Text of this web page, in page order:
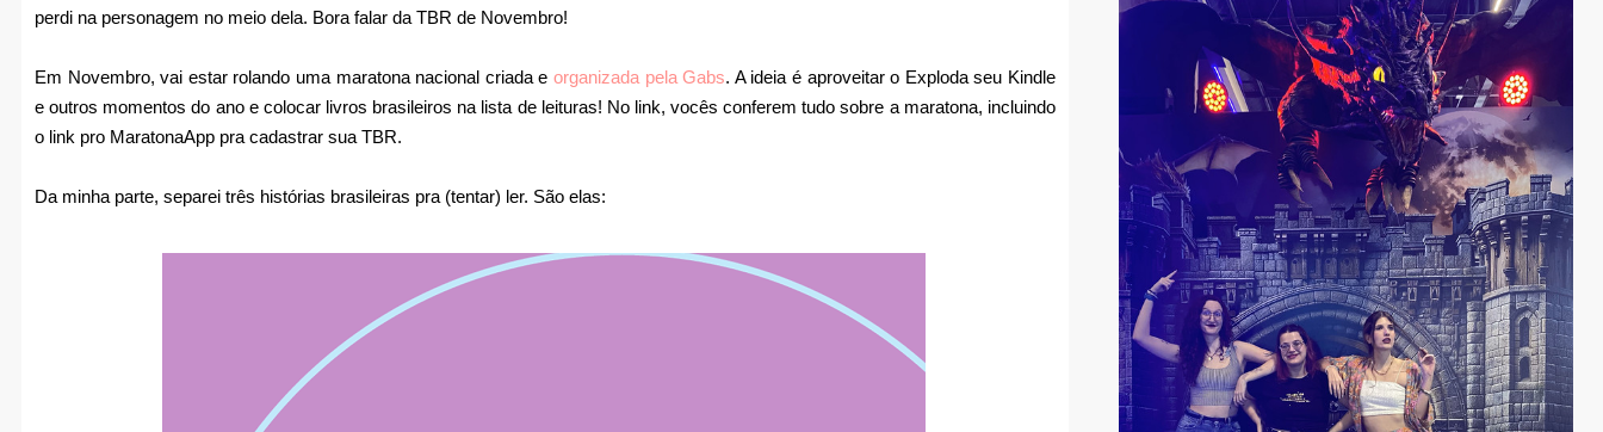
perdi na personagem no meio dela. Bora falar da TBR de Novembro!
Em Novembro, vai estar rolando uma maratona nacional criada e organizada pela Gabs. A ideia é aproveitar o Exploda seu Kindle
e outros momentos do ano e colocar livros brasileiros na lista de leituras! No link, vocês conferem tudo sobre a maratona, incluindo
o link pro MaratonaApp pra cadastrar sua TBR.
Da minha parte, separei três histórias brasileiras pra (tentar) ler. São elas: